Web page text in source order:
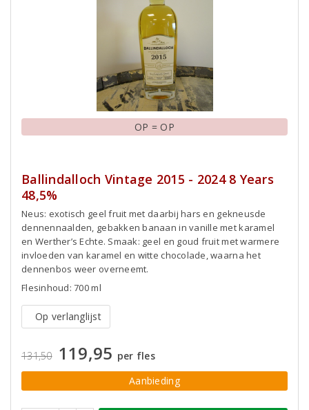
OP = OP
Ballindalloch Vintage 2015 - 2024 8 Years
48,5%
Neus: exotisch geel fruit met daarbij hars en gekneusde
dennennaalden, gebakken banaan in vanille met karamel
en Werther’s Echte. Smaak: geel en goud fruit met warmere
invloeden van karamel en witte chocolade, waarna het
dennenbos weer overneemt.
Flesinhoud: 700 ml
Op verlanglijst
131,50 119,95 per fles
Aanbieding